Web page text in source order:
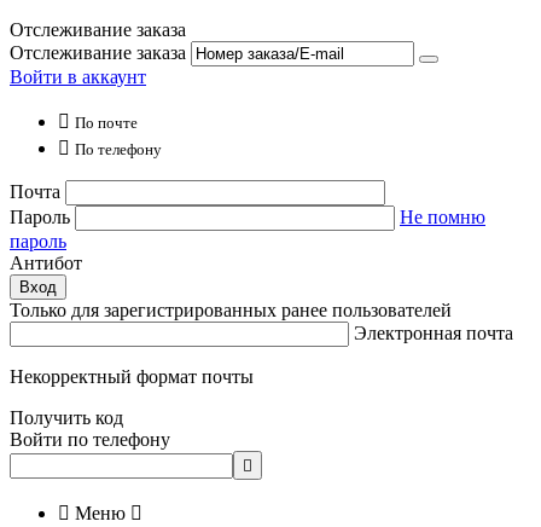
Отслеживание заказа
Отслеживание заказа
Войти в аккаунт
 По почте
 По телефону
Почта
Пароль
Не помню
пароль
Антибот
Вход
Только для зарегистрированных ранее пользователей
Электронная почта
Некорректный формат почты
Получить код
Войти по телефону

 Меню 